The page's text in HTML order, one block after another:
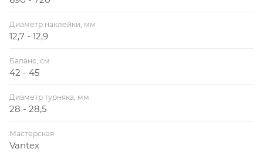
Диаметр наклейки, мм
12,7 - 12,9
Баланс, см
42 - 45
Диаметр турняка, мм
28 - 28,5
Мастерская
Vantex